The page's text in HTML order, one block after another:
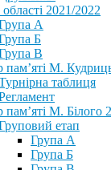
2021/2022
А
Б
В
пам’яті М.
таблиця
пам’яті М. Білого
етап
Група А
Група Б